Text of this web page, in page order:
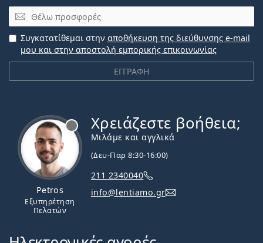
Email
ΕΓΓΡΑΦΗ
Συγκατατίθεμαι στην αποθήκευση της διεύθυνσης e-mail
μου και στην αποστολή εμπορικής επικοινωνίας
Petros
Εξυπηρέτηση
Πελατών
Χρειάζεστε βοήθεια;
Μιλάμε και αγγλικά
(Δευ-Παρ 8:30-16:00)
211 2340040
info@lentiamo.gr